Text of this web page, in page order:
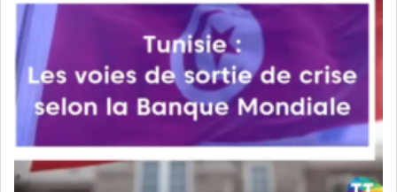
ANALYSE HEBDOMADAIRE
ZOOM ENTREPRISE
ARCHIVES DES COURS